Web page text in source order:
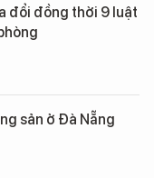
đổi đồng thời 9 luật
sản ở Đà Nẵng